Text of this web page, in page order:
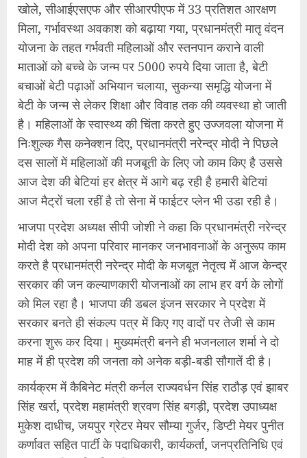
खोले, सीआईएसएफ और सीआरपीएफ में 33 प्रतिशत आरक्षण
मिला, गर्भावस्था अवकाश को बढ़ाया गया, प्रधानमंत्री मातृ वंदन
योजना के तहत गर्भवती महिलाओं और स्तनपान कराने वाली
माताओं को बच्चे के जन्म पर 5000 रुपये दिया जाता है, बेटी
बचाओं बेटी पढ़ाओं अभियान चलाया, सुकन्या समृद्धि योजना में
बेटी के जन्म से लेकर शिक्षा और विवाह तक की व्यवस्था हो जाती
है। महिलाओं के स्वास्थ्य की चिंता करते हुए उज्जवला योजना में
निःशुल्क गैस कनेक्शन दिए, प्रधानमंत्री नरेन्द्र मोदी ने पिछले
दस सालों में महिलाओं की मजबूती के लिए जो काम किए है उससे
आज देश की बेटियां हर क्षेत्र में आगे बढ़ रही है हमारी बेटियां
आज मैट्रों चला रहीं है तो सेना में फाईटर प्लेन भी उडा रही है।
भाजपा प्रदेश अध्यक्ष सीपी जोशी ने कहा कि प्रधानमंत्री नरेन्द्र
मोदी देश को अपना परिवार मानकर जनभावनाओं के अनुरूप काम
करते है प्रधानमंत्री नरेन्द्र मोदी के मजबूत नेतृत्व में आज केन्द्र
सरकार की जन कल्याणकारी योजनाओं का लाभ हर वर्ग के लोगों
को मिल रहा है। भाजपा की डबल इंजन सरकार ने प्रदेश में
सरकार बनते ही संकल्प पत्र में किए गए वादों पर तेजी से काम
करना शुरू कर दिया। मुख्यमंत्री बनने ही भजनलाल शर्मा ने दो
माह में ही प्रदेश की जनता को अनेक बड़ी-बडी सौगातें दी है।
कार्यक्रम में कैबिनेट मंत्री कर्नल राज्यवर्धन सिंह राठौड़ एवं झाबर
सिंह खर्रा, प्रदेश महामंत्री श्रवण सिंह बगड़ी, प्रदेश उपाध्यक्ष
मुकेश दाधीच, जयपुर ग्रेटर मेयर सौम्या गुर्जर, डिप्टी मेयर पुनीत
कर्णावत सहित पार्टी के पदाधिकारी, कार्यकर्ता, जनप्रतिनिधि एवं